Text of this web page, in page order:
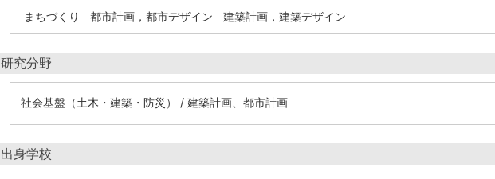
まちづくり 都市計画，都市デザイン 建築計画，建築デザイン
研究分野
社会基盤（土木・建築・防災） / 建築計画、都市計画
出身学校